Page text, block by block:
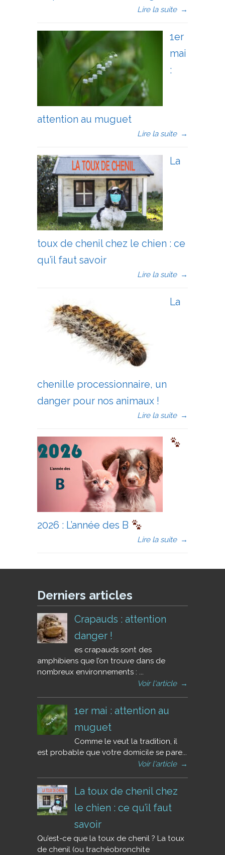
Lire la suite →
1er
mai
:
attention au muguet
Lire la suite →
La
toux de chenil chez le chien : ce
qu’il faut savoir
Lire la suite →
La
chenille processionnaire, un
danger pour nos animaux !
Lire la suite →
2026 : L’année des B
Lire la suite →
Derniers articles
Crapauds : attention
danger !
es crapauds sont des
amphibiens que l’on trouve dans de
nombreux environnements : ...
Voir l'article →
1er mai : attention au
muguet
Comme le veut la tradition, il
est probable que votre domicile se pare...
Voir l'article →
La toux de chenil chez
le chien : ce qu’il faut
savoir
Qu’est-ce que la toux de chenil ? La toux
de chenil (ou trachéobronchite